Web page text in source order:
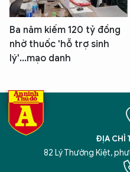
Ba năm kiếm 120 tỷ đồng
nhờ thuốc 'hỗ trợ sinh
lý'...mạo danh
ĐỊA CHỈ
82 Lý Thường Kiệt,